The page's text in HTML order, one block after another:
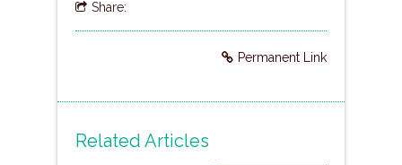
Share:
Permanent Link
Related Articles